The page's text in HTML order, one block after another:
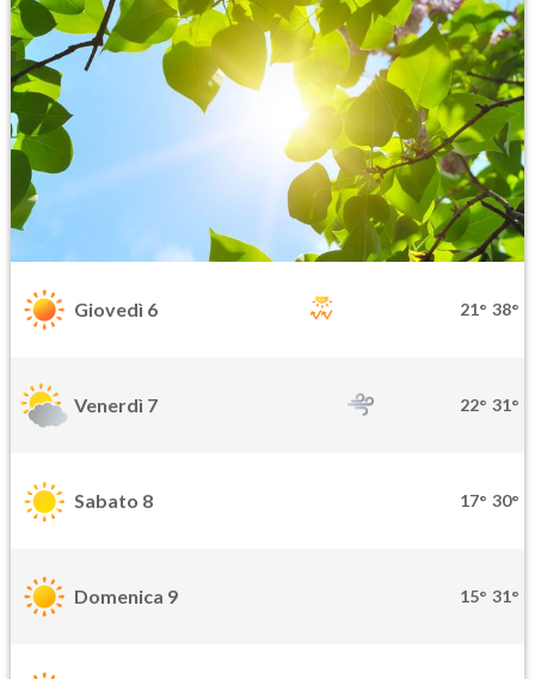
Giovedì 6 21° 38°
Venerdì 7 22° 31°
Sabato 8 17° 30°
Domenica 9 15° 31°